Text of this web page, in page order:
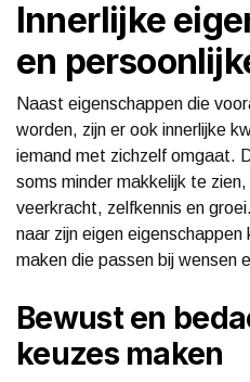
Innerlijke
en
Naast eigenschappen die
worden, zijn er ook innerlijke
iemand met zichzelf omgaat.
soms minder makkelijk te
veerkracht, zelfkennis en
naar zijn eigen
maken die passen bij wensen
Bewust en
keuzes maken